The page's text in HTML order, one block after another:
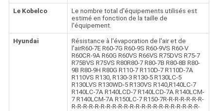
Le Kobelco
Le nombre total d'équipements utilisés est
estimé en fonction de la taille de
l'équipement.
Hyundai
Résistance à l'évaporation de l'air et de
l'airR60-7E R60-7G R60-9S R60-9VS R60-V
R60CR-9A R60G R60VS R66VS R75DVS R75-7
R75BVS R75VS R80R80-7 R80-7B R80-8B R80-
9B R80-9H R80G R110-7 R110D-7 R110D-7A
R110VS R130, R130-3 R130-5 R130LC-5
R130LVS R130WD-5 R130VS R140,R140LC-7
R140LC-7A R140LCD-7 R140LCD-7A R140LCM-
7 R140LCM-7A R150LC-7 R150-7R-R-R-R-R-R-R-
R-R-R-R-R-R-R-R-R-R-R-R-R-R-R-R-R-R-R-R-R-R-